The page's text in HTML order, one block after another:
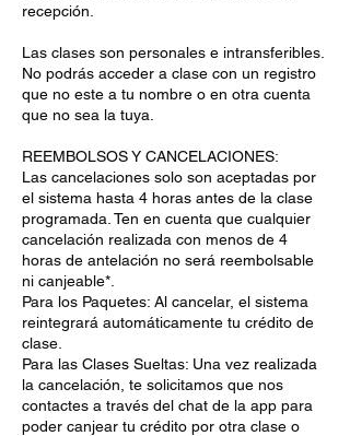
recepción.
Las clases son personales e intransferibles.
No podrás acceder a clase con un registro
que no este a tu nombre o en otra cuenta
que no sea la tuya.
REEMBOLSOS Y CANCELACIONES:
Las cancelaciones solo son aceptadas por
el sistema hasta 4 horas antes de la clase
programada. Ten en cuenta que cualquier
cancelación realizada con menos de 4
horas de antelación no será reembolsable
ni canjeable*.
Para los Paquetes: Al cancelar, el sistema
reintegrará automáticamente tu crédito de
clase.
Para las Clases Sueltas: Una vez realizada
la cancelación, te solicitamos que nos
contactes a través del chat de la app para
poder canjear tu crédito por otra clase o